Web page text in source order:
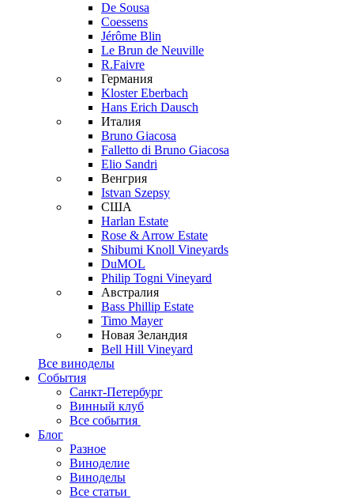
De Sousa
Coessens
Jérôme Blin
Le Brun de Neuville
R.Faivre
Германия
Kloster Eberbach
Hans Erich Dausch
Италия
Bruno Giacosa
Falletto di Bruno Giacosa
Elio Sandri
Венгрия
Istvan Szepsy
США
Harlan Estate
Rose & Arrow Estate
Shibumi Knoll Vineyards
DuMOL
Philip Togni Vineyard
Австралия
Bass Phillip Estate
Timo Mayer
Новая Зеландия
Bell Hill Vineyard
Все виноделы
События
Санкт-Петербург
Винный клуб
Все события
Блог
Разное
Виноделие
Виноделы
Все статьи